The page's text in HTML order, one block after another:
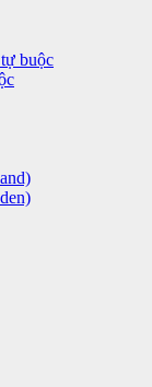
buộc